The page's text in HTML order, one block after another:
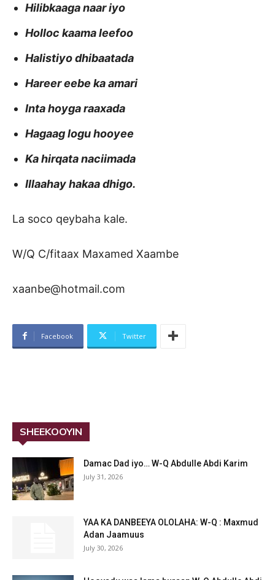
Hilibkaaga naar iyo
Holloc kaama leefoo
Halistiyo dhibaatada
Hareer eebe ka amari
Inta hoyga raaxada
Hagaag logu hooyee
Ka hirqata naciimada
Illaahay hakaa dhigo.
La soco qeybaha kale.
W/Q C/fitaax Maxamed Xaambe
xaanbe@hotmail.com
Facebook Twitter
SHEEKOOYIN
Damac Dad iyo… W-Q Abdulle Abdi Karim
July 31, 2026
YAA KA DANBEEYA OLOLAHA: W-Q : Maxmud
Adan Jaamuus
July 30, 2026